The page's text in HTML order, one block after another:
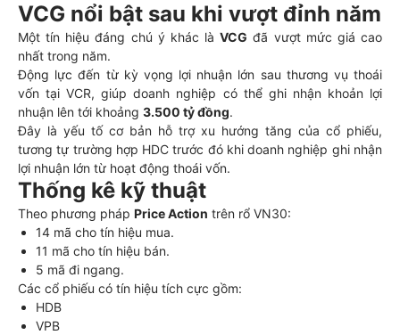
VCG nổi bật sau khi vượt đỉnh năm
Một tín hiệu đáng chú ý khác làVCG đã vượt mức giá cao
nhất trong năm.
Động lực đến từ kỳ vọng lợi nhuận lớn sau thương vụ thoái
vốn tại VCR, giúp doanh nghiệp có thể ghi nhận khoản lợi
nhuận lên tới khoảng 3.500 tỷ đồng.
Đây là yếu tố cơ bản hỗ trợ xu hướng tăng của cổ phiếu,
tương tự trường hợp HDC trước đó khi doanh nghiệp ghi nhận
lợi nhuận lớn từ hoạt động thoái vốn.
Thống kê kỹ thuật
Theo phương pháp Price Action trên rổ VN30:
14 mã cho tín hiệu mua.
11 mã cho tín hiệu bán.
5 mã đi ngang.
Các cổ phiếu có tín hiệu tích cực gồm:
HDB
VPB